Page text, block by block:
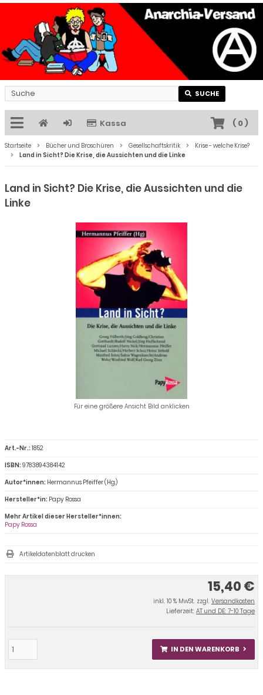
SUCHE
Kassa ( 0)
Startseite Bücher und Broschüren Gesellschaftskritik
Krise - welche Krise?
Land in Sicht? Die Krise, die Aussichten und die Linke
Land in Sicht? Die Krise, die Aussichten und die
Linke
Für eine größere Ansicht Bild anklicken
15,40 €
inkl. 10 % MwSt. zzgl. Versandkosten
Lieferzeit: AT und DE: 7-10 Tage
IN DEN WARENKORB
Art.-Nr.:1852
ISBN:9783894384142
Autor*innen: Hermannus Pfeiffer (Hg.)
Hersteller*in: Papy Rossa
Mehr Artikel dieser Hersteller*innen:
Papy Rossa
Artikeldatenblatt drucken